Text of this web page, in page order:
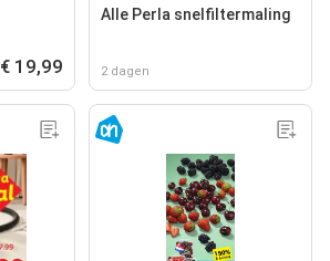
€ 19,99
Alle Perla snelfiltermaling
2 dagen